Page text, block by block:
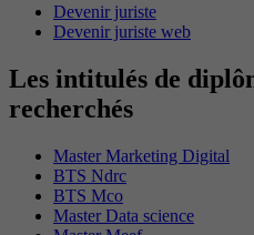
Devenir juriste
Devenir juriste web
Les intitulés de
recherchés
Master Marketing Digital
BTS Ndrc
BTS Mco
Master Data science